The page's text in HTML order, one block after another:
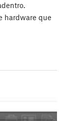
hardware que